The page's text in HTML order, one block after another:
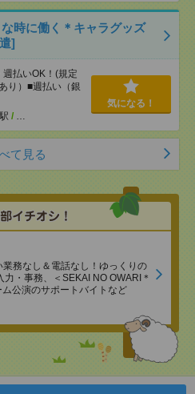
時に働く＊キャラグッズ
]
払いOK！(規定
り）■週払い（銀
/ …
気になる！
て見る
業務なし＆電話なし！ゆっくりの
・事務、＜SEKAI NO OWARI＊
公演のサポートバイトなど